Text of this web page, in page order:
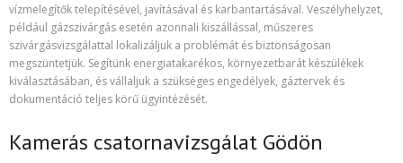
vízmelegítők telepítésével, javításával és karbantartásával. Veszélyhelyzet,
például gázszivárgás esetén azonnali kiszállással, műszeres
szivárgásvizsgálattal lokalizáljuk a problémát és biztonságosan
megszüntetjük. Segítünk energiatakarékos, környezetbarát készülékek
kiválasztásában, és vállaljuk a szükséges engedélyek, gáztervek és
dokumentáció teljes körű ügyintézését.
Kamerás csatornavizsgálat Gödön